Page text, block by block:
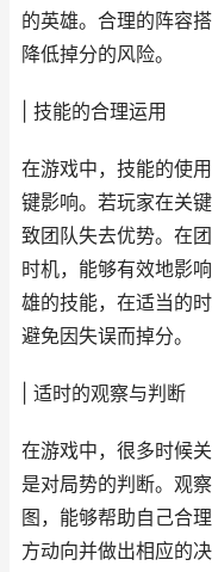
的英雄。合理的阵容
降低掉分的风险。
| 技能的合理运用
在游戏中，技能的使
键影响。若玩家在关
致团队失去优势。在
时机，能够有效地影
雄的技能，在适当的
避免因失误而掉分。
| 适时的观察与判断
在游戏中，很多时候
是对局势的判断。观
图，能够帮助自己合
方动向并做出相应的